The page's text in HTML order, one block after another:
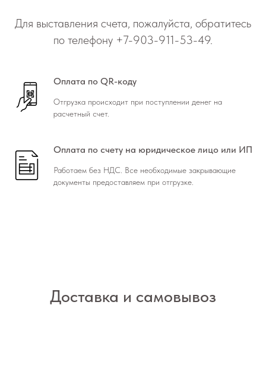
Для выставления счета, пожалуйста, обратитесь
по телефону +7-903-911-53-49.
Оплата по QR-коду
Отгрузка происходит при поступлении денег на
расчетный счет.
Оплата по счету на юридическое лицо или ИП
Работаем без НДС. Все необходимые закрывающие
документы предоставляем при отгрузке.
Доставка и самовывоз